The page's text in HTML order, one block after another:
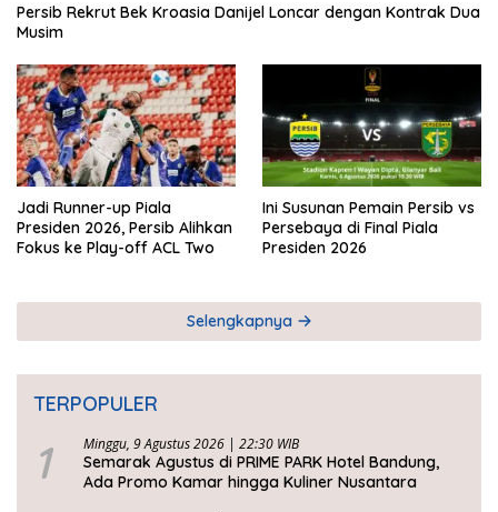
Persib Rekrut Bek Kroasia Danijel Loncar dengan Kontrak Dua
Musim
Jadi Runner-up Piala
Presiden 2026, Persib Alihkan
Fokus ke Play-off ACL Two
Ini Susunan Pemain Persib vs
Persebaya di Final Piala
Presiden 2026
Selengkapnya
TERPOPULER
1 Minggu, 9 Agustus 2026 | 22:30 WIB
Semarak Agustus di PRIME PARK Hotel Bandung,
Ada Promo Kamar hingga Kuliner Nusantara